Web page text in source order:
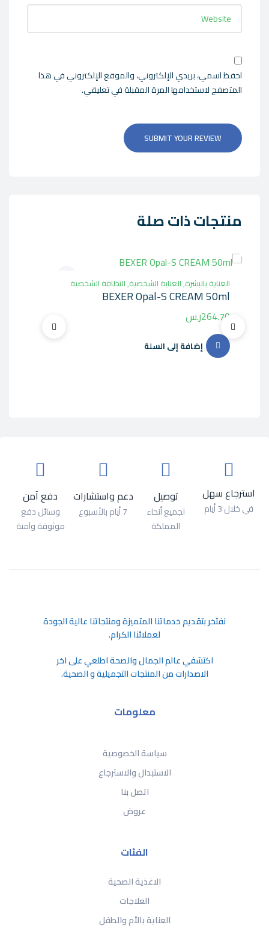
احفظ اسمي، بريدي الإلكتروني، والموقع الإلكتروني في هذا
المتصفح لاستخدامها المرة المقبلة في تعليقي.
SUBMIT YOUR REVIEW
منتجات ذات صلة
العناية بالبشرة,العناية الشخصية,النظافة الشخصية
BEXER Opal-S CREAM 50ml
264.70ر.س
إضافة إلى السلة
استرجاع سهل
في خلال 3 أيام
توصيل
لجميع أنحاء
المملكة
دعم واستشارات
7 أيام بالأسبوع
دفع آمن
وسائل دفع
موثوقة وآمنة
ﻧﻔﺘﺨﺮ ﺑﺘﻘﺪﻳﻢ ﺧﺪﻣﺎﺗﻨﺎ اﻟﻤﺘﻤﻴﺰة وﻣﻨﺘﺠﺎﺗﻨﺎ ﻋﺎﻟﻴﺔ اﻟﺠﻮدة
ﻟﻌﻤﻼﺋﻨﺎ اﻟﻜﺮام.
اكتشفي عالم الجمال والصحة اطلعي على اخر
الاصدارات من المنتجات التجميلية و الصحية.
معلومات
سياسة الخصوصية
الاستبدال والاسترجاع
اتصل بنا
عروض
الفئات
الاغذية الصحية
العلاجات
العناية بالأم والطفل